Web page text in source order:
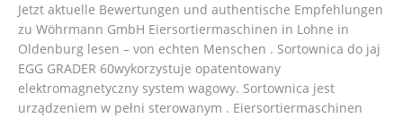
Jetzt aktuelle Bewertungen und authentische Empfehlungen
zu Wöhrmann GmbH Eiersortiermaschinen in Lohne in
Oldenburg lesen – von echten Menschen . Sortownica do jaj
EGG GRADER 60wykorzystuje opatentowany
elektromagnetyczny system wagowy. Sortownica jest
urządzeniem w pełni sterowanym . Eiersortiermaschinen